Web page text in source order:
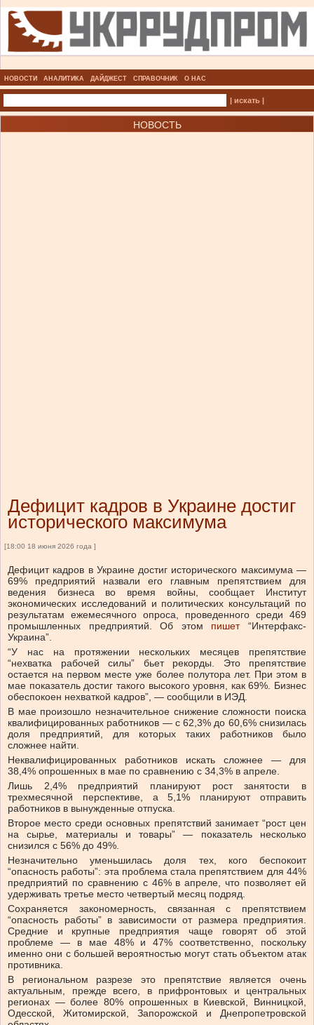
НОВОСТИ АНАЛИТИКА ДАЙДЖЕСТ СПРАВОЧНИК О НАС
| искать |
НОВОСТЬ
Дефицит кадров в Украине достиг
исторического максимума
[18:00 18 июня 2026 года ]
Дефицит кадров в Украине достиг исторического максимума —
69% предприятий назвали его главным препятствием для
ведения бизнеса во время войны, сообщает Институт
экономических исследований и политических консультаций по
результатам ежемесячного опроса, проведенного среди 469
промышленных предприятий.
Об этом пишет
“Интерфакс-
Украина”.
“У нас на протяжении нескольких месяцев препятствие
“нехватка рабочей силы” бьет рекорды. Это препятствие
остается на первом месте уже более полутора лет. При этом в
мае показатель достиг такого высокого уровня, как 69%. Бизнес
обеспокоен нехваткой кадров”, — сообщили в ИЭД.
В мае произошло незначительное снижение сложности поиска
квалифицированных работников — с 62,3% до 60,6% снизилась
доля предприятий, для которых таких работников было
сложнее найти.
Неквалифицированных работников искать сложнее — для
38,4% опрошенных в мае по сравнению с 34,3% в апреле.
Лишь 2,4% предприятий планируют рост занятости в
трехмесячной перспективе, а 5,1% планируют отправить
работников в вынужденные отпуска.
Второе место среди основных препятствий занимает “рост цен
на сырье, материалы и товары” — показатель несколько
снизился с 56% до 49%.
Незначительно уменьшилась доля тех, кого беспокоит
“опасность работы”: эта проблема стала препятствием для 44%
предприятий по сравнению с 46% в апреле, что позволяет ей
удерживать третье место четвертый месяц подряд.
Сохраняется закономерность, связанная с препятствием
“опасность работы” в зависимости от размера предприятия.
Средние и крупные предприятия чаще говорят об этой
проблеме — в мае 48% и 47% соответственно, поскольку
именно они с большей вероятностью могут стать объектом атак
противника.
В региональном разрезе это препятствие является очень
актуальным, прежде всего, в прифронтовых и центральных
регионах — более 80% опрошенных в Киевской, Винницкой,
Одесской, Житомирской, Запорожской и Днепропетровской